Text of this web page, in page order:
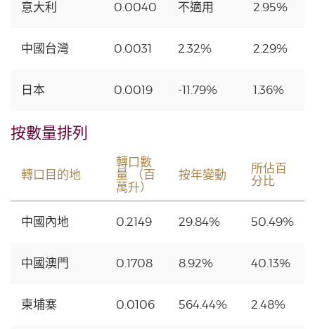
意大利 0.0040 不適用 2.95%
中國台灣 0.0031 2.32% 2.29%
日本 0.0019 -11.79% 1.36%
按數量排列
轉口目的地
轉口數
量 （百
萬升）
按年變動
所佔百
分比
中國內地 0.2149 29.84% 50.49%
中國澳門 0.1708 8.92% 40.13%
柬埔寨 0.0106 564.44% 2.48%